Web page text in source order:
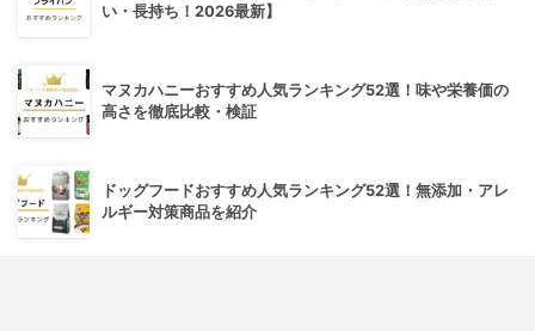
い・長持ち！2026最新】
マヌカハニーおすすめ人気ランキング52選！味や栄養価の
高さを徹底比較・検証
ドッグフードおすすめ人気ランキング52選！無添加・アレ
ルギー対策商品を紹介